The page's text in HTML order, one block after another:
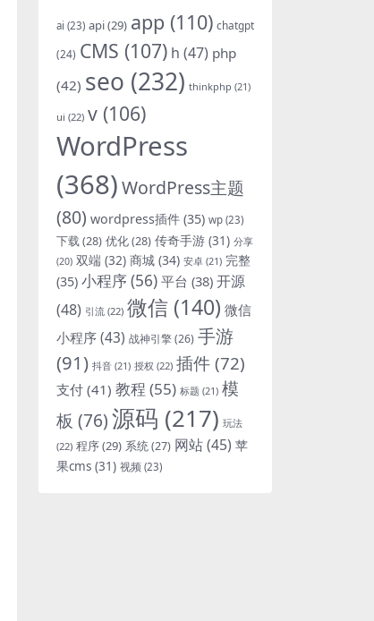
ai (23) api(29) app (110) chatgpt
(24) CMS (107) h (47) php
(42) seo (232) thinkphp (21)
ui (22) v (106)
WordPress
(368)WordPress主题
(80) wordpress插件 (35) wp (23)
下载(28) 优化(28) 传奇手游 (31) 分享
(20) 双端 (32) 商城 (34) 安卓 (21) 完整
(35) 小程序(56) 平台 (38) 开源
(48) 引流 (22) 微信 (140) 微信
小程序(43) 战神引擎(26) 手游
(91) 抖音 (21) 授权 (22) 插件 (72)
支付 (41) 教程 (55) 标题 (21) 模
板 (76)源码 (217) 玩法
(22) 程序(29) 系统(27) 网站(45) 苹
果cms (31) 视频 (23)